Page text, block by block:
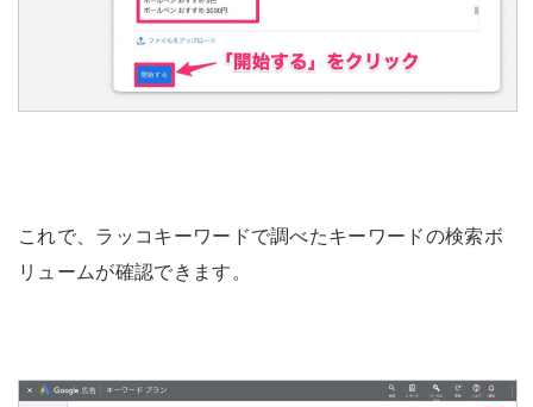
これで、ラッコキーワードで調べたキーワードの検索ボ
リュームが確認できます。